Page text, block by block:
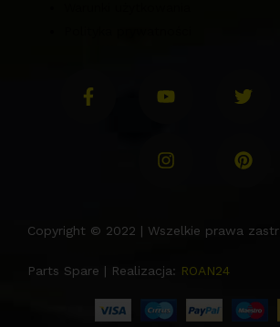
Copyright © 2022 | Wszelkie prawa
Parts Spare | Realizacja: ROAN24